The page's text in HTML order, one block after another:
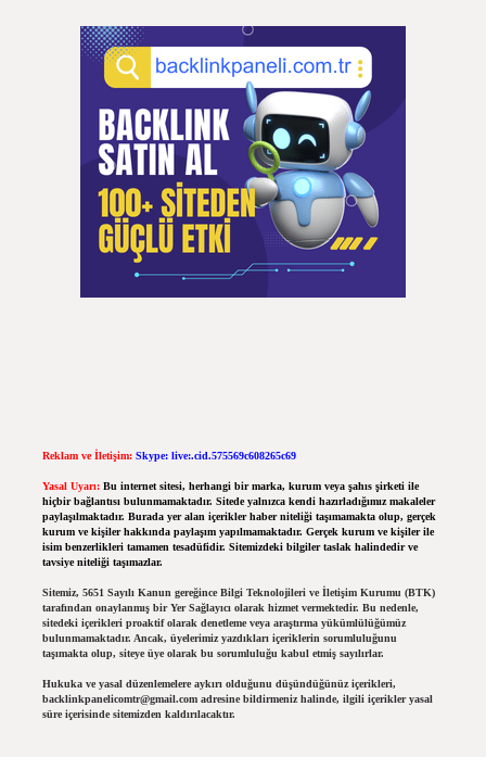
Reklam ve İletişim: Skype: live:.cid.575569c608265c69
Yasal Uyarı: Bu internet sitesi, herhangi bir marka, kurum veya şahıs şirketi ile
hiçbir bağlantısı bulunmamaktadır. Sitede yalnızca kendi hazırladığımız makaleler
paylaşılmaktadır. Burada yer alan içerikler haber niteliği taşımamakta olup, gerçek
kurum ve kişiler hakkında paylaşım yapılmamaktadır. Gerçek kurum ve kişiler ile
isim benzerlikleri tamamen tesadüfidir. Sitemizdeki bilgiler taslak halindedir ve
tavsiye niteliği taşımazlar.
Sitemiz, 5651 Sayılı Kanun gereğince Bilgi Teknolojileri ve İletişim Kurumu (BTK)
tarafından onaylanmış bir Yer Sağlayıcı olarak hizmet vermektedir. Bu nedenle,
sitedeki içerikleri proaktif olarak denetleme veya araştırma yükümlülüğümüz
bulunmamaktadır. Ancak, üyelerimiz yazdıkları içeriklerin sorumluluğunu
taşımakta olup, siteye üye olarak bu sorumluluğu kabul etmiş sayılırlar.
Hukuka ve yasal düzenlemelere aykırı olduğunu düşündüğünüz içerikleri,
backlinkpanelicomtr@gmail.comadresine bildirmeniz halinde, ilgili içerikler yasal
süre içerisinde sitemizden kaldırılacaktır.